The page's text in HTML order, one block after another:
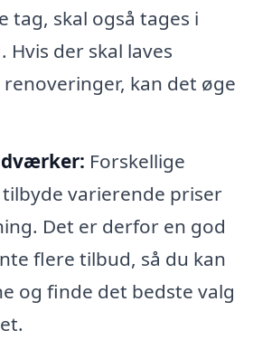
tag, skal også tages i
der skal laves
kan det øge
Forskellige
varierende priser
Det er derfor en god
flere tilbud, så du kan
og finde det bedste valg